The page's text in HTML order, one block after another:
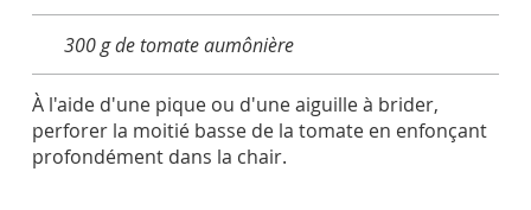
300 g de tomate aumônière
À l'aide d'une pique ou d'une aiguille à brider,
perforer la moitié basse de la tomate en enfonçant
profondément dans la chair.